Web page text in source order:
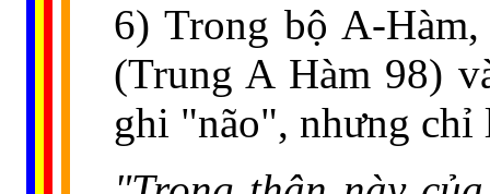
6) Trong bộ A-
(Trung A Hàm 98)
ghi "não", nhưng chỉ